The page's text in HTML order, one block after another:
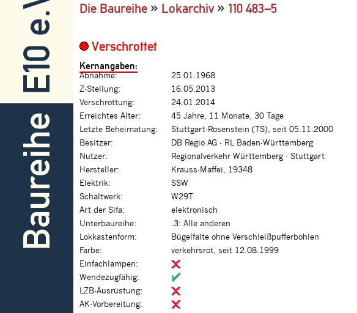
E10 e.V.
Baureihe
Die Baureihe » Lokarchiv» 110 483–5
Verschrottet
Kernangaben:
Abnahme:
25.01.1968
Z-Stellung:
16.05.2013
Verschrottung:
24.01.2014
Erreichtes Alter:
45 Jahre, 11 Monate, 30 Tage
Letzte Beheimatung:
Stuttgart-Rosenstein (TS), seit 05.11.2000
Besitzer:
DB Regio AG - RL Baden-Württemberg
Nutzer:
Regionalverkehr Württemberg - Stuttgart
Hersteller:
Krauss-Maffei, 19348
Elektrik:
SSW
Schaltwerk:
W29T
Art der Sifa:
elektronisch
Unterbaureihe:
.3: Alle anderen
Lokkastenform:
Bügelfalte ohne Verschleißpufferbohlen
Farbe:
verkehrsrot, seit 12.08.1999
Einfachlampen:
Wendezugfähig:
LZB-Ausrüstung:
AK-Vorbereitung: